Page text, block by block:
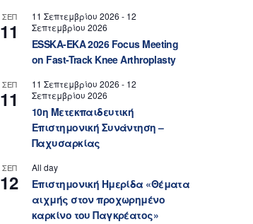
ΣΕΠ
11
11 Σεπτεμβρίου 2026 - 12
Σεπτεμβρίου 2026
ESSKA-EKA 2026 Focus Meeting
on Fast-Track Knee Arthroplasty
ΣΕΠ
11
11 Σεπτεμβρίου 2026 - 12
Σεπτεμβρίου 2026
10η Μετεκπαιδευτική
Επιστημονική Συνάντηση –
Παχυσαρκίας
ΣΕΠ
12
All day
Επιστημονική Ημερίδα «Θέματα
αιχμής στον προχωρημένο
καρκίνο του Παγκρέατος»